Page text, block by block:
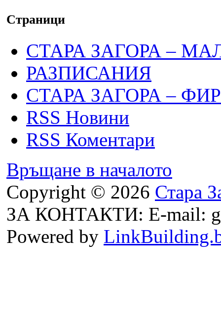
Страници
СТАРА ЗАГОРА –
РАЗПИСАНИЯ
СТАРА ЗАГОРА –
RSS Новини
RSS Коментари
Връщане в началото
Copyright © 2026 Стара
ЗА КОНТАКТИ: E-mail:
Powered by